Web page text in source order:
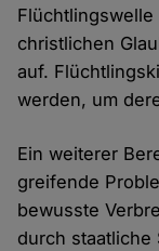
christlichen
auf.
werden, um
Ein weiterer
greifende
bewusste
durch